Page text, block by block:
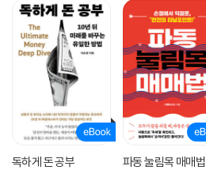
독하게 돈 공부 파동 눌림목 매매법